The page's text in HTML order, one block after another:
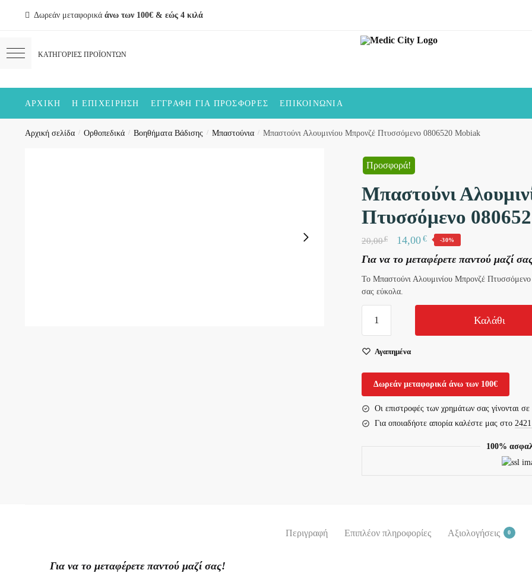
Δωρεάν μεταφορικά άνω των 100€ & εώς 4 κιλά
ΑΡΧΙΚΉ Η ΕΠΙΧΕΊΡΗΣΗ ΕΓΓΡΑΦΉ ΓΙΑ ΠΡΟΣΦΟΡΈΣ ΕΠΙΚΟΙΝΩΝΊΑ
Αρχική σελίδα / Ορθοπεδικά / Βοηθήματα Βάδισης / Μπαστούνια / Μπαστούνι Αλουμινίου Μπρονζέ Πτυσσόμενο 0806520 Mobiak
Προσφορά!
Μπαστούνι
Πτυσσόμενο
20,00€ 14,00€ -30%
Για να το μεταφέρετε παντού μαζί
Το Μπαστούνι Αλουμινίου Μπρονζέ Πτυσσόμενο
σας εύκολα.
Πτυσσόμενο
0806520
Mobiak
Καλάθι
Αγαπημένα
Δωρεάν μεταφορικά άνω των 100€
Οι επιστροφές των χρημάτων σας γίνονται
Για οποιαδήοτε απορία καλέστε μας στο
100%
Περιγραφή Επιπλέον πληροφορίες Αξιολογήσεις 0
Για να το μεταφέρετε παντού μαζί σας!